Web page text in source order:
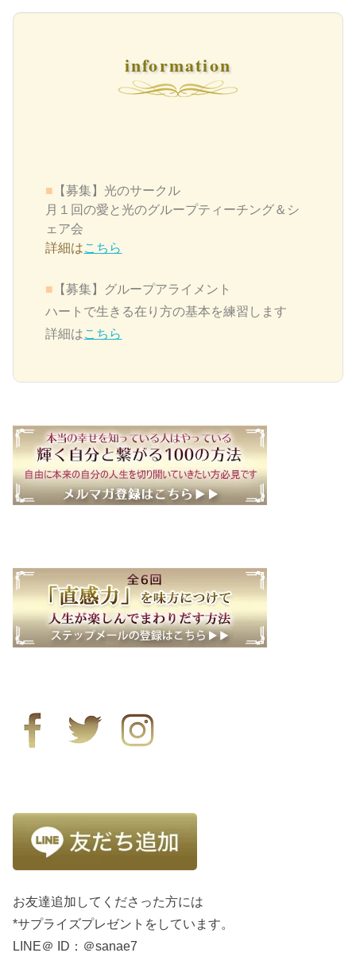
information
■ 【募集】光のサークル
月１回の愛と光のグループティーチング＆シ
ェア会
詳細はこちら
■ 【募集】グループアライメント
ハートで生きる在り方の基本を練習します
詳細はこちら
お友達追加してくださった方には
*サプライズプレゼントをしています。
LINE＠ ID：＠sanae7